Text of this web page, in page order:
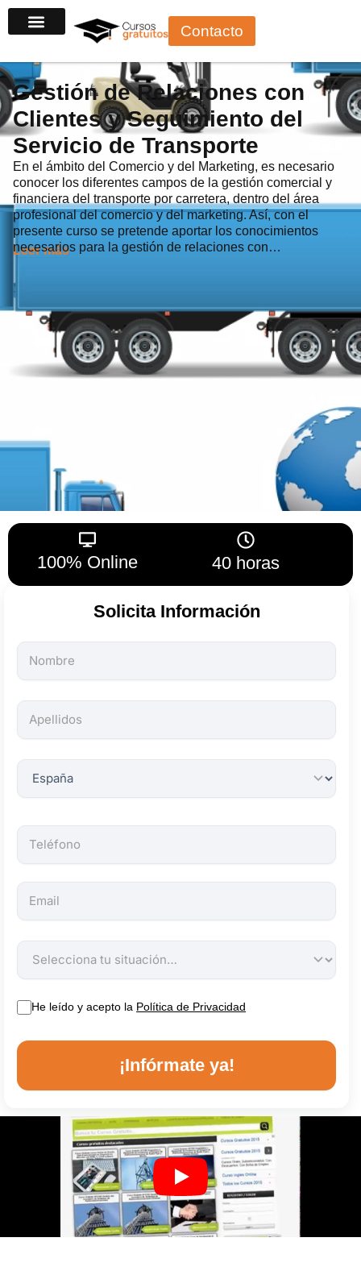
al
Contacto
Gestión de Relaciones con
Clientes y Seguimiento del
Servicio de Transporte
En el ámbito del Comercio y del Marketing, es necesario
conocer los diferentes campos de la gestión comercial y
financiera del transporte por carretera, dentro del área
profesional del comercio y del marketing. Así, con el
presente curso se pretende aportar los conocimientos
necesarios para la gestión de relaciones con…
Leer más
100% Online 40 horas
Solicita Información
Todos
los
son
obligatorios.
He leído y acepto la Política de Privacidad
¡Infórmate ya!